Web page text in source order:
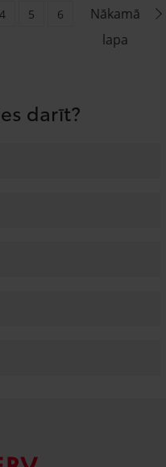
Nākamā
lapa
4 5
6
darīt?